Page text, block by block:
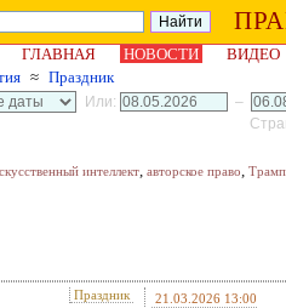
ГЛАВНАЯ НОВОСТИ
ВИДЕО
≈ Праздник
Или:
–
интеллект, авторское право, Трамп
Праздник 21.03.2026 13:00